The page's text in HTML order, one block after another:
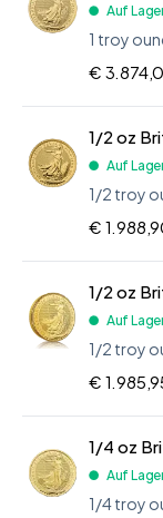
Auf
1 troy
€
Auf
1/2 troy
€
1/2 oz
Auf
1/2 troy
€
1/4 oz
Auf
1/4 troy